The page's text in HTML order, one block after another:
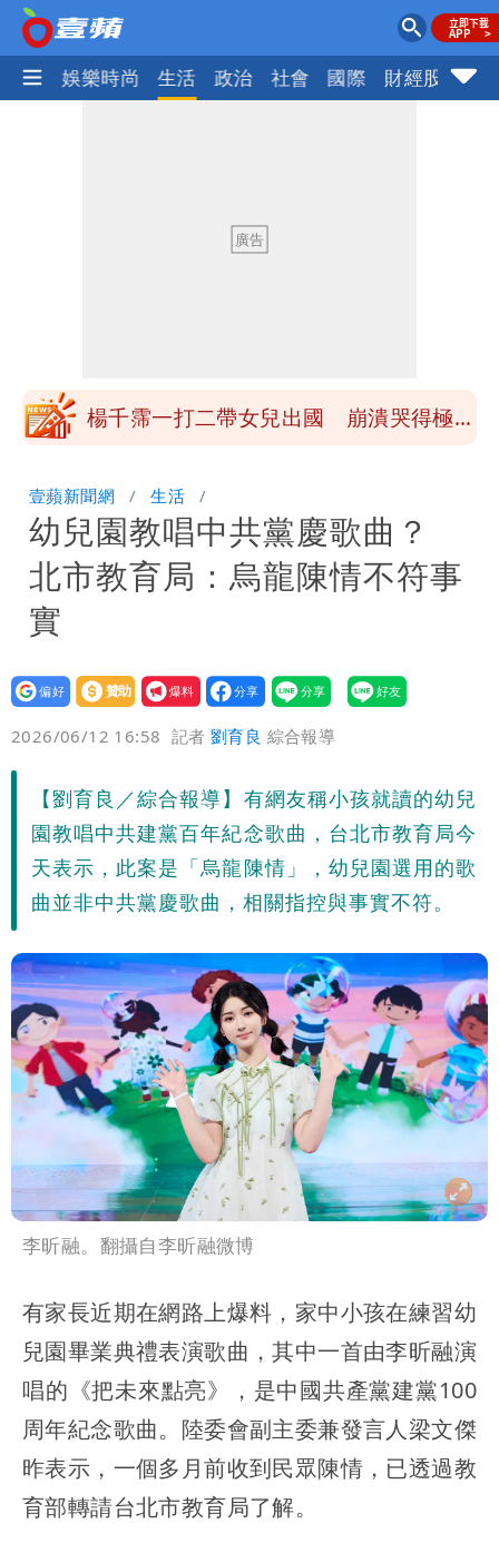
熱門 娛樂時尚 生活 政治 社會 國際 財經股市
醫學教授林慶順意外離世 女兒沉痛證實
「海豚跳」
楊千霈一打二帶女兒出國 崩潰哭得極狼
每天看診到半夜
慈濟爆世紀大騙局 AIT發文高級酸！他
笑：真的很會
白海豚勾到「台灣陸地」了！雙眼牆旋
壹蘋新聞網 生活
幼兒園教唱中共黨慶歌曲？
北市教育局：烏龍陳情不符事
實
設為
贊助
我要
爆料
2026/06/12 16:58 記者劉育良 綜合報導
【劉育良／綜合報導】有網友稱小孩就讀的幼兒
園教唱中共建黨百年紀念歌曲，台北市教育局今
天表示，此案是「烏龍陳情」，幼兒園選用的歌
曲並非中共黨慶歌曲，相關指控與事實不符。
李昕融。翻攝自李昕融微博
有家長近期在網路上爆料，家中小孩在練習幼
兒園畢業典禮表演歌曲，其中一首由李昕融演
唱的《把未來點亮》，是中國共產黨建黨100
周年紀念歌曲。陸委會副主委兼發言人梁文傑
昨表示，一個多月前收到民眾陳情，已透過教
育部轉請台北市教育局了解。